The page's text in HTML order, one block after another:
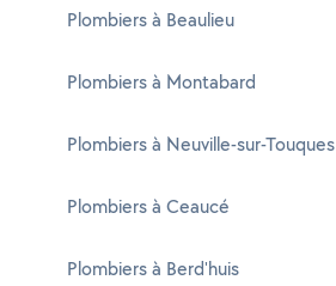
Plombiers à Beaulieu
Plombiers à Montabard
Plombiers à Neuville-sur-Touques
Plombiers à Ceaucé
Plombiers à Berd'huis